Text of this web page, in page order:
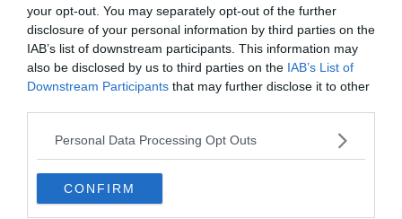
your opt-out. You may separately opt-out of the further
disclosure of your personal information by third parties on the
IAB’s list of downstream participants. This information may
also be disclosed by us to third parties on the IAB’s List of
Downstream Participants that may further disclose it to other
Personal Data Processing Opt Outs
CONFIRM
Mi volt a Trapper?
Farmer
Cipő